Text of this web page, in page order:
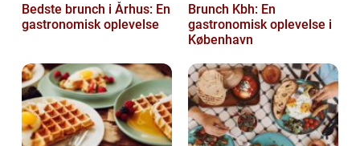
Bedste brunch i Århus: En
gastronomisk oplevelse
Brunch Kbh: En
gastronomisk oplevelse i
København